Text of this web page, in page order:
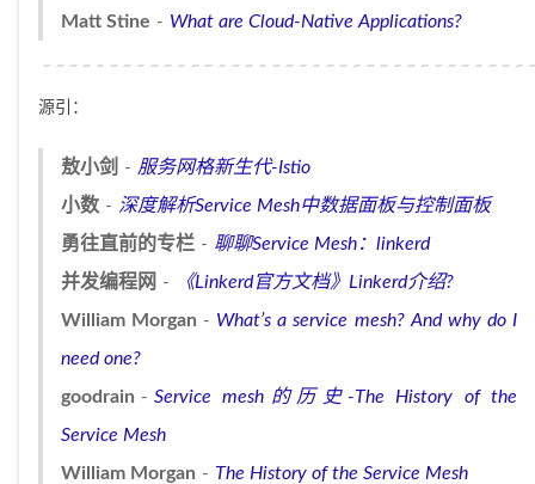
Matt Stine
What are Cloud-Native Applications?
源引：
敖小剑
服务网格新生代-Istio
小数
深度解析Service Mesh中数据面板与控制面板
勇往直前的专栏
聊聊Service Mesh：linkerd
并发编程网
《Linkerd官方文档》Linkerd介绍?
William Morgan
What’s a service mesh? And why do I
need one?
goodrain
Service mesh的历史-The History of the
Service Mesh
William Morgan
The History of the Service Mesh